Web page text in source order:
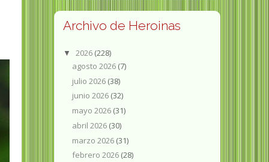
Archivo de Heroinas
▼ 2026 (228)
agosto 2026 (7)
julio 2026 (38)
junio 2026 (32)
mayo 2026 (31)
abril 2026 (30)
marzo 2026 (31)
febrero 2026 (28)